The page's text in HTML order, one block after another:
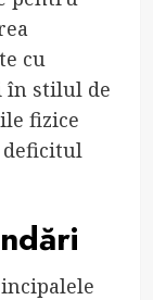
cu
în stilul de
fizice